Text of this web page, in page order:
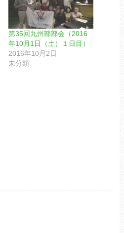
第35回九州部部会（2016
年10月1日（土）１日目）
2016年10月2日
未分類